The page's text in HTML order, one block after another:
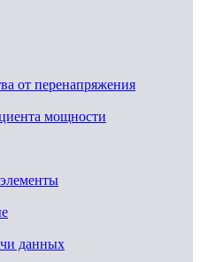
от перенапряжения
мощности
данных